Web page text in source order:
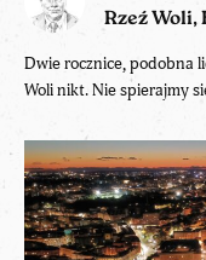
Rzeź Woli,
Dwie rocznice, podobna
Woli nikt. Nie spierajmy